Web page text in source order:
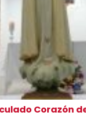
Corazón